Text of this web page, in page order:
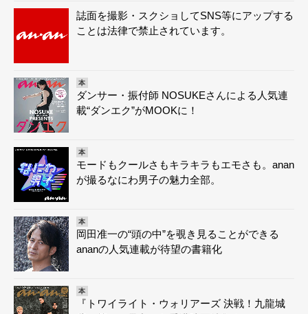
誌面を撮影・スクショしてSNS等にアップする
ことは法律で禁止されています。
本
ダンサー・振付師 NOSUKEさんによる人気連
載“ダンエク”がMOOKに！
本
モードもクールさもキラキラもエモさも。anan
が撮るなにわ男子の魅力全部。
本
岡田准一の“頭の中”を覗き見ることができる
ananの人気連載が待望の書籍化
本
『トワイライト・ウォリアーズ 決戦！九龍城